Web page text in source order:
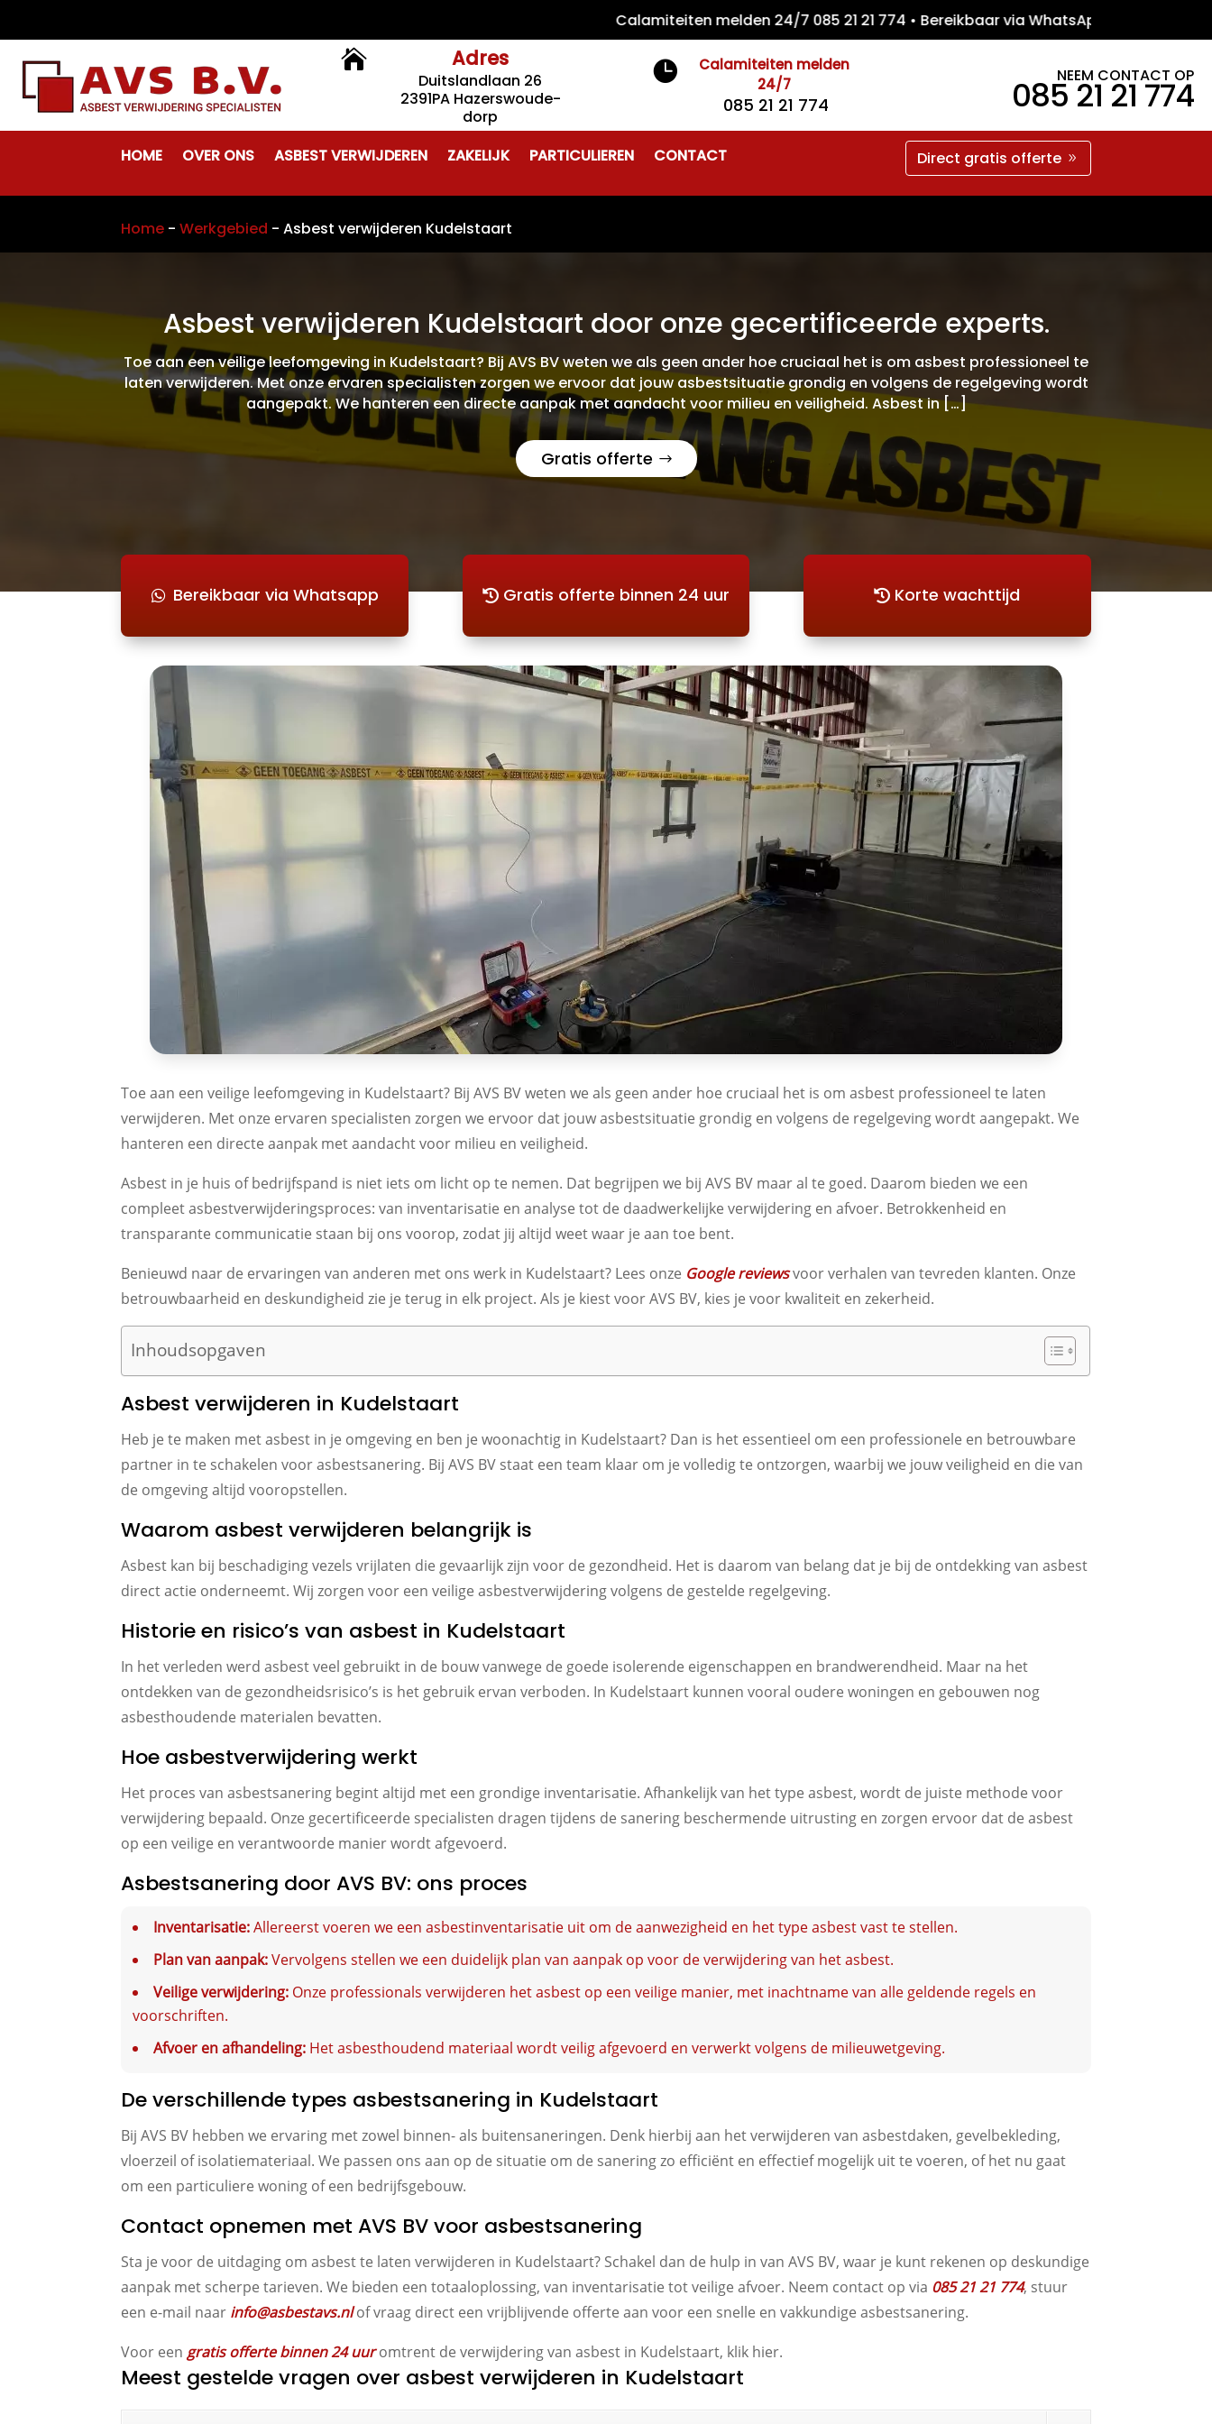
Calamiteiten melden 24/7 085 21 21 774 • Bereikbaar via WhatsApp •
 Adres
Duitslandlaan 26
2391PA Hazerswoude-
dorp

Calamiteiten melden
24/7
085 21 21 774
NEEM CONTACT OP
085 21 21 774
HOME OVER ONS ASBEST VERWIJDEREN ZAKELIJK PARTICULIEREN CONTACT Direct gratis offerte
Home -Werkgebied -Asbest verwijderen Kudelstaart
Asbest verwijderen Kudelstaart door onze gecertificeerde experts.
Toe aan een veilige leefomgeving in Kudelstaart? Bij AVS BV weten we als geen ander hoe cruciaal het is om asbest professioneel te
laten verwijderen. Met onze ervaren specialisten zorgen we ervoor dat jouw asbestsituatie grondig en volgens de regelgeving wordt
aangepakt. We hanteren een directe aanpak met aandacht voor milieu en veiligheid. Asbest in […]
Gratis offerte
Bereikbaar via Whatsapp Gratis offerte binnen 24 uur Korte wachttijd
Toe aan een veilige leefomgeving in Kudelstaart? Bij AVS BV weten we als geen ander hoe cruciaal het is om asbest professioneel te laten
verwijderen. Met onze ervaren specialisten zorgen we ervoor dat jouw asbestsituatie grondig en volgens de regelgeving wordt aangepakt. We
hanteren een directe aanpak met aandacht voor milieu en veiligheid.
Asbest in je huis of bedrijfspand is niet iets om licht op te nemen. Dat begrijpen we bij AVS BV maar al te goed. Daarom bieden we een
compleet asbestverwijderingsproces: van inventarisatie en analyse tot de daadwerkelijke verwijdering en afvoer. Betrokkenheid en
transparante communicatie staan bij ons voorop, zodat jij altijd weet waar je aan toe bent.
Benieuwd naar de ervaringen van anderen met ons werk in Kudelstaart? Lees onze Google reviewsvoor verhalen van tevreden klanten. Onze
betrouwbaarheid en deskundigheid zie je terug in elk project. Als je kiest voor AVS BV, kies je voor kwaliteit en zekerheid.
Inhoudsopgaven
Asbest verwijderen in Kudelstaart
Heb je te maken met asbest in je omgeving en ben je woonachtig in Kudelstaart? Dan is het essentieel om een professionele en betrouwbare
partner in te schakelen voor asbestsanering. Bij AVS BV staat een team klaar om je volledig te ontzorgen, waarbij we jouw veiligheid en die van
de omgeving altijd vooropstellen.
Waarom asbest verwijderen belangrijk is
Asbest kan bij beschadiging vezels vrijlaten die gevaarlijk zijn voor de gezondheid. Het is daarom van belang dat je bij de ontdekking van asbest
direct actie onderneemt. Wij zorgen voor een veilige asbestverwijdering volgens de gestelde regelgeving.
Historie en risico’s van asbest in Kudelstaart
In het verleden werd asbest veel gebruikt in de bouw vanwege de goede isolerende eigenschappen en brandwerendheid. Maar na het
ontdekken van de gezondheidsrisico’s is het gebruik ervan verboden. In Kudelstaart kunnen vooral oudere woningen en gebouwen nog
asbesthoudende materialen bevatten.
Hoe asbestverwijdering werkt
Het proces van asbestsanering begint altijd met een grondige inventarisatie. Afhankelijk van het type asbest, wordt de juiste methode voor
verwijdering bepaald. Onze gecertificeerde specialisten dragen tijdens de sanering beschermende uitrusting en zorgen ervoor dat de asbest
op een veilige en verantwoorde manier wordt afgevoerd.
Asbestsanering door AVS BV: ons proces
Inventarisatie:Allereerst voeren we een asbestinventarisatie uit om de aanwezigheid en het type asbest vast te stellen.
Plan van aanpak:Vervolgens stellen we een duidelijk plan van aanpak op voor de verwijdering van het asbest.
Veilige verwijdering: Onze professionals verwijderen het asbest op een veilige manier, met inachtname van alle geldende regels en
voorschriften.
Afvoer en afhandeling: Het asbesthoudend materiaal wordt veilig afgevoerd en verwerkt volgens de milieuwetgeving.
De verschillende types asbestsanering in Kudelstaart
Bij AVS BV hebben we ervaring met zowel binnen- als buitensaneringen. Denk hierbij aan het verwijderen van asbestdaken, gevelbekleding,
vloerzeil of isolatiemateriaal. We passen ons aan op de situatie om de sanering zo efficiënt en effectief mogelijk uit te voeren, of het nu gaat
om een particuliere woning of een bedrijfsgebouw.
Contact opnemen met AVS BV voor asbestsanering
Sta je voor de uitdaging om asbest te laten verwijderen in Kudelstaart? Schakel dan de hulp in van AVS BV, waar je kunt rekenen op deskundige
aanpak met scherpe tarieven. We bieden een totaaloplossing, van inventarisatie tot veilige afvoer. Neem contact op via 085 21 21 774, stuur
een e-mail naar info@asbestavs.nlof vraag direct een vrijblijvende offerte aan voor een snelle en vakkundige asbestsanering.
Voor eengratis offerte binnen 24 uuromtrent de verwijdering van asbest in Kudelstaart, klik hier.
Meest gestelde vragen over asbest verwijderen in Kudelstaart